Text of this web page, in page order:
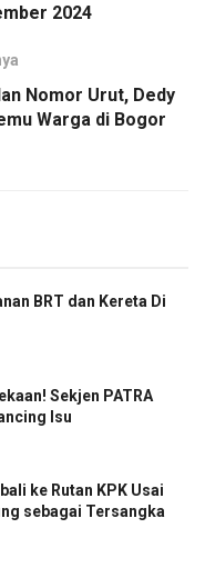
2024
Nomor Urut, Dedy
Warga di Bogor
BRT dan Kereta Di
Sekjen PATRA
Isu
ke Rutan KPK Usai
sebagai Tersangka